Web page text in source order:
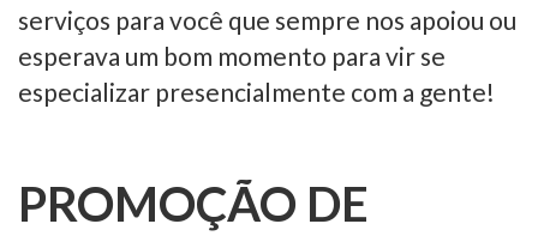
serviços para você que sempre nos apoiou ou
esperava um bom momento para vir se
especializar presencialmente com a gente!
PROMOÇÃO DE